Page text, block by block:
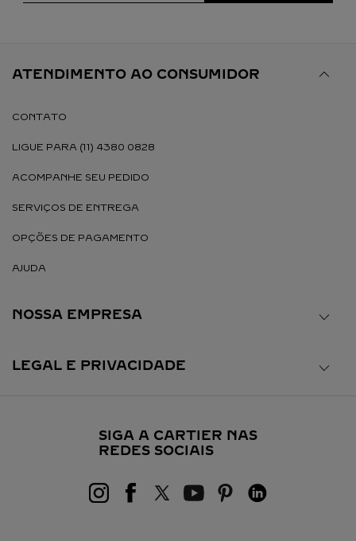
ATENDIMENTO AO CONSUMIDOR
CONTATO
LIGUE PARA (11) 4380 0828
ACOMPANHE SEU PEDIDO
SERVIÇOS DE ENTREGA
OPÇÕES DE PAGAMENTO
AJUDA
NOSSA EMPRESA
LEGAL E PRIVACIDADE
SIGA A CARTIER NAS
REDES SOCIAIS